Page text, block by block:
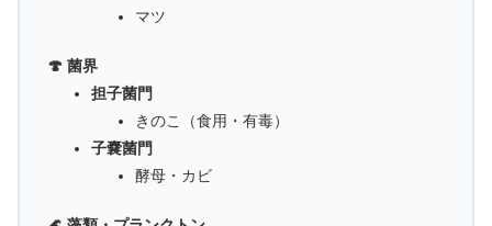
マツ
🍄 菌界
担子菌門
きのこ（食用・有毒）
子嚢菌門
酵母・カビ